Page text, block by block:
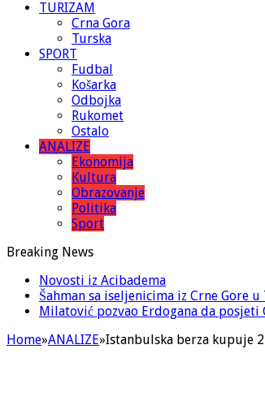
TURIZAM
Crna Gora
Turska
SPORT
Fudbal
Košarka
Odbojka
Rukomet
Ostalo
ANALIZE
Ekonomija
Kultura
Obrazovanje
Politika
Sport
Breaking News
Novosti iz Acibadema
Šahman sa iseljenicima iz Crne Gore
Milatović pozvao Erdogana da
Home»ANALIZE»Istanbulska berza kupuje